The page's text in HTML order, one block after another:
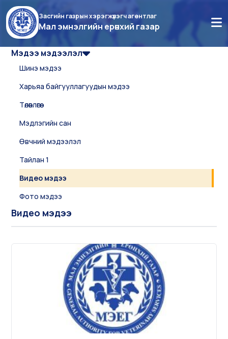
Засгийн газрын хэрэгжүүлэгч агентлаг
Мал эмнэлгийн ерөнхий газар
Мэдээ мэдээлэл
Шинэ мэдээ
Харьяа байгууллагуудын мэдээ
Төлөвлөгөө
Мэдлэгийн сан
Өвчний мэдээлэл
Тайлан 1
Видео мэдээ
Фото мэдээ
Видео мэдээ